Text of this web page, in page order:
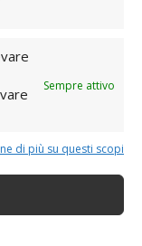
Sempre attivo
di più su questi scopi
grazie
al